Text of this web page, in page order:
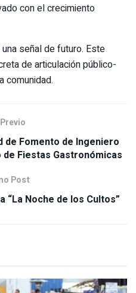
con el crecimiento
señal de futuro. Este
de articulación público-
comunidad.
de Fomento de Ingeniero
Fiestas Gastronómicas
Post
“La Noche de los Cultos”